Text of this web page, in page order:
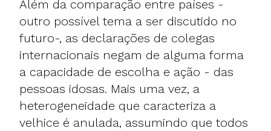
Além da comparação entre países -
outro possível tema a ser discutido no
futuro-, as declarações de colegas
internacionais negam de alguma forma
a capacidade de escolha e ação - das
pessoas idosas. Mais uma vez, a
heterogeneidade que caracteriza a
velhice é anulada, assumindo que todos